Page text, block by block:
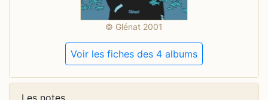
© Glénat 2001
Voir les fiches des 4 albums
Les notes